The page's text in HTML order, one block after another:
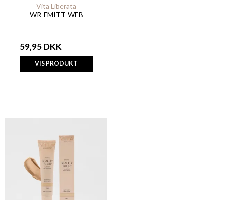
Vita Liberata
WR-FMITT-WEB
59,95 DKK
VIS PRODUKT